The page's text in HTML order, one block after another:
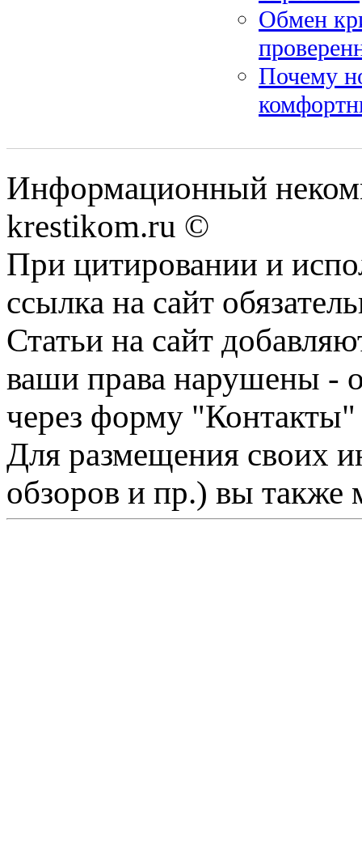
Обмен
Почему
Информационный
krestikom.ru ©
При цитировании и
ссылка на сайт
Статьи на сайт
ваши права нарушены -
через форму "Контакты"
Для размещения своих
обзоров и пр.) вы также